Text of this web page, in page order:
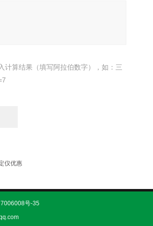
计算结果（填写阿拉伯数字），如：三
仪优惠
号-35